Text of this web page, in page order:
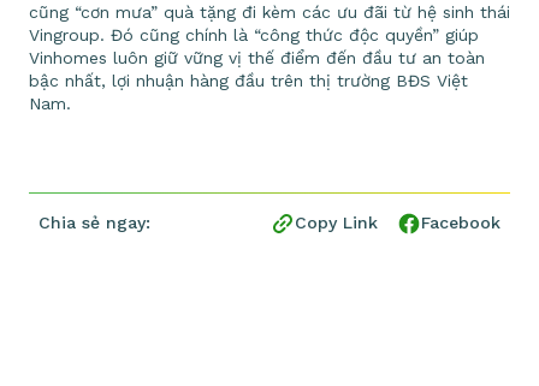
cũng “cơn mưa” quà tặng đi kèm các ưu đãi từ hệ sinh thái
Vingroup. Đó cũng chính là “công thức độc quyền” giúp
Vinhomes luôn giữ vững vị thế điểm đến đầu tư an toàn
bậc nhất, lợi nhuận hàng đầu trên thị trường BĐS Việt
Nam.
Chia sẻ ngay: Copy Link Facebook